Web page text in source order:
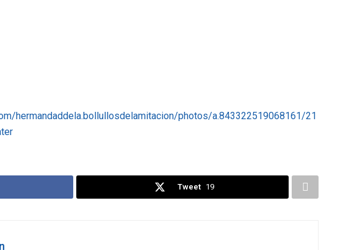
hermandaddela.bollullosdelamitacion/photos/a.843322519068161/21
Tweet 19